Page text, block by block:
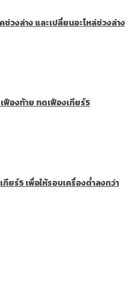
ช่วงล่าง และเปลี่ยนอะไหล่ช่วงล่าง
องท้าย ทดเฟืองเกียร์5
ยร์5 เพื่อให้รอบเครื่องต่ำลงกว่า